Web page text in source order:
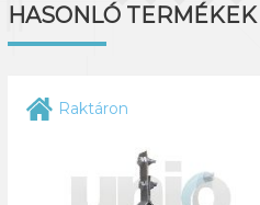
HASONLÓ TERMÉKEK
Raktáron